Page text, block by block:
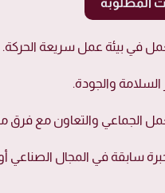
المطلوبة
في بيئة عمل سريعة الحركة.
السلامة والجودة.
الجماعي والتعاون مع
سابقة في المجال الصناعي أو